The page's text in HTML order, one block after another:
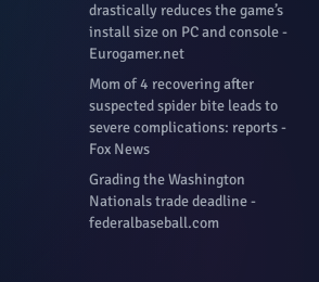
drastically reduces the game’s
install size on PC and console -
Eurogamer.net
Mom of 4 recovering after
suspected spider bite leads to
severe complications: reports -
Fox News
Grading the Washington
Nationals trade deadline -
federalbaseball.com